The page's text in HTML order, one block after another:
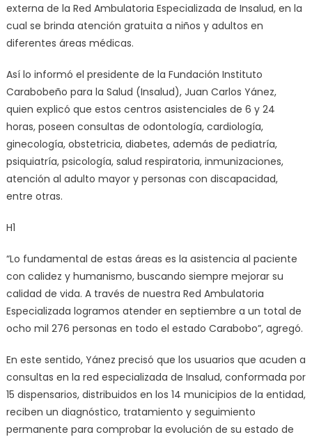
externa de la Red Ambulatoria Especializada de Insalud, en la
cual se brinda atención gratuita a niños y adultos en
diferentes áreas médicas.
Así lo informó el presidente de la Fundación Instituto
Carabobeño para la Salud (Insalud), Juan Carlos Yánez,
quien explicó que estos centros asistenciales de 6 y 24
horas, poseen consultas de odontología, cardiología,
ginecología, obstetricia, diabetes, además de pediatría,
psiquiatría, psicología, salud respiratoria, inmunizaciones,
atención al adulto mayor y personas con discapacidad,
entre otras.
H1
“Lo fundamental de estas áreas es la asistencia al paciente
con calidez y humanismo, buscando siempre mejorar su
calidad de vida. A través de nuestra Red Ambulatoria
Especializada logramos atender en septiembre a un total de
ocho mil 276 personas en todo el estado Carabobo”, agregó.
En este sentido, Yánez precisó que los usuarios que acuden a
consultas en la red especializada de Insalud, conformada por
15 dispensarios, distribuidos en los 14 municipios de la entidad,
reciben un diagnóstico, tratamiento y seguimiento
permanente para comprobar la evolución de su estado de